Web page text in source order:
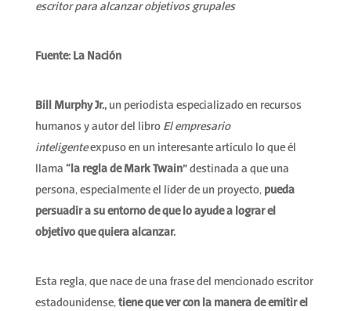
escritor para alcanzar objetivos grupales
Fuente: La Nación
Bill Murphy Jr.,un periodista especializado en recursos
humanos y autor del libro El empresario
inteligenteexpuso en un interesante artículo lo que él
llama “la regla de Mark Twain”destinada a que una
persona, especialmente el líder de un proyecto, pueda
persuadir a su entorno de que lo ayude a lograr el
objetivo que quiera alcanzar.
Esta regla, que nace de una frase del mencionado escritor
estadounidense,tiene que ver con la manera de emitir el